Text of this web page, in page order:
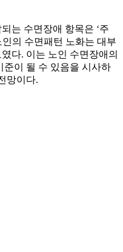
는 수면장애 항목은 ‘주
의 수면패턴 노화는 대부
다. 이는 노인 수면장애의
준이 될 수 있음을 시사하
망이다.